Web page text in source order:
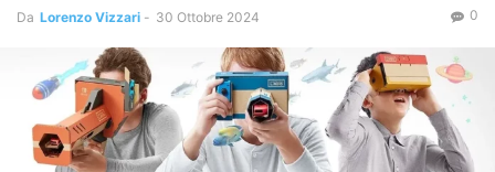
Da Lorenzo Vizzari - 30 Ottobre 2024 0